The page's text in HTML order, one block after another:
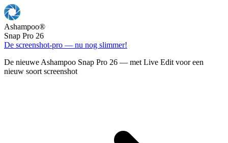
Ashampoo®
Snap Pro 26
De screenshot-pro — nu nog slimmer!
De nieuwe Ashampoo Snap Pro 26 — met Live Edit voor een
nieuw soort screenshot